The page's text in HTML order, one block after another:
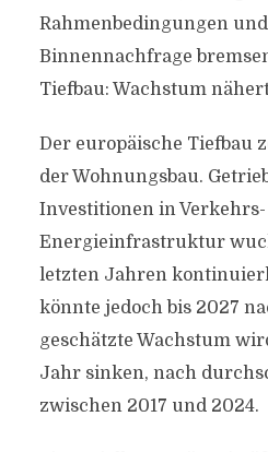
Rahmenbedingungen
Binnennachfrage
Tiefbau: Wachstum
Der europäische Tiefbau
der Wohnungsbau.
Investitionen in
Energieinfrastruktur
letzten Jahren
könnte jedoch bis 2027
geschätzte Wachstum
Jahr sinken, nach
zwischen 2017 und 2024.